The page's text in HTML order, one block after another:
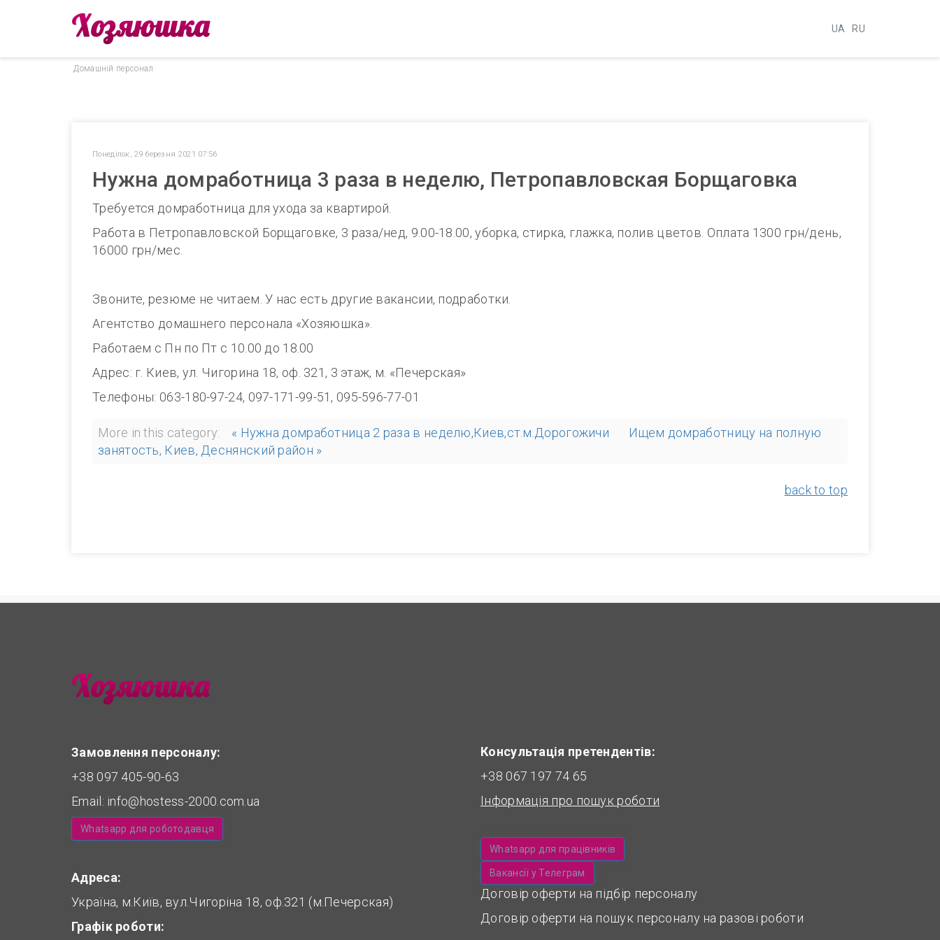
UA RU
Домашнiй персонал
Понеділок, 29 березня 2021 07:56
Нужна домработница 3 раза в неделю, Петропавловская Борщаговка
Требуется домработница для ухода за квартирой.
Работа в Петропавловской Борщаговке, 3 раза/нед, 9.00-18.00, уборка, стирка, глажка, полив цветов. Оплата 1300 грн/день,
16000 грн/мес.
Звоните, резюме не читаем. У нас есть другие вакансии, подработки.
Агентство домашнего персонала «Хозяюшка».
Работаем с Пн по Пт с 10.00 до 18.00
Адрес: г. Киев, ул. Чигорина 18, оф. 321, 3 этаж, м. «Печерская»
Телефоны: 063-180-97-24, 097-171-99-51, 095-596-77-01
More in this category: « Нужна домработница 2 раза в неделю,Киев,ст.м.Дорогожичи
Ищем домработницу на полную
занятость, Киев, Деснянский район »
back to top
Замовлення персоналу:
+38 097 405-90-63
Email: info@hostess-2000.com.ua
Whatsapp для роботодавця
Адреса:
Україна, м.Київ, вул.Чигоріна 18, оф.321 (м.Печерская)
Графік роботи:
Консультація претендентів:
+38 067 197 74 65
Інформація про пошук роботи
Whatsapp для працівників
Вакансії у Телеграм
Договір оферти на підбір персоналу
Договір оферти на пошук персоналу на разові роботи